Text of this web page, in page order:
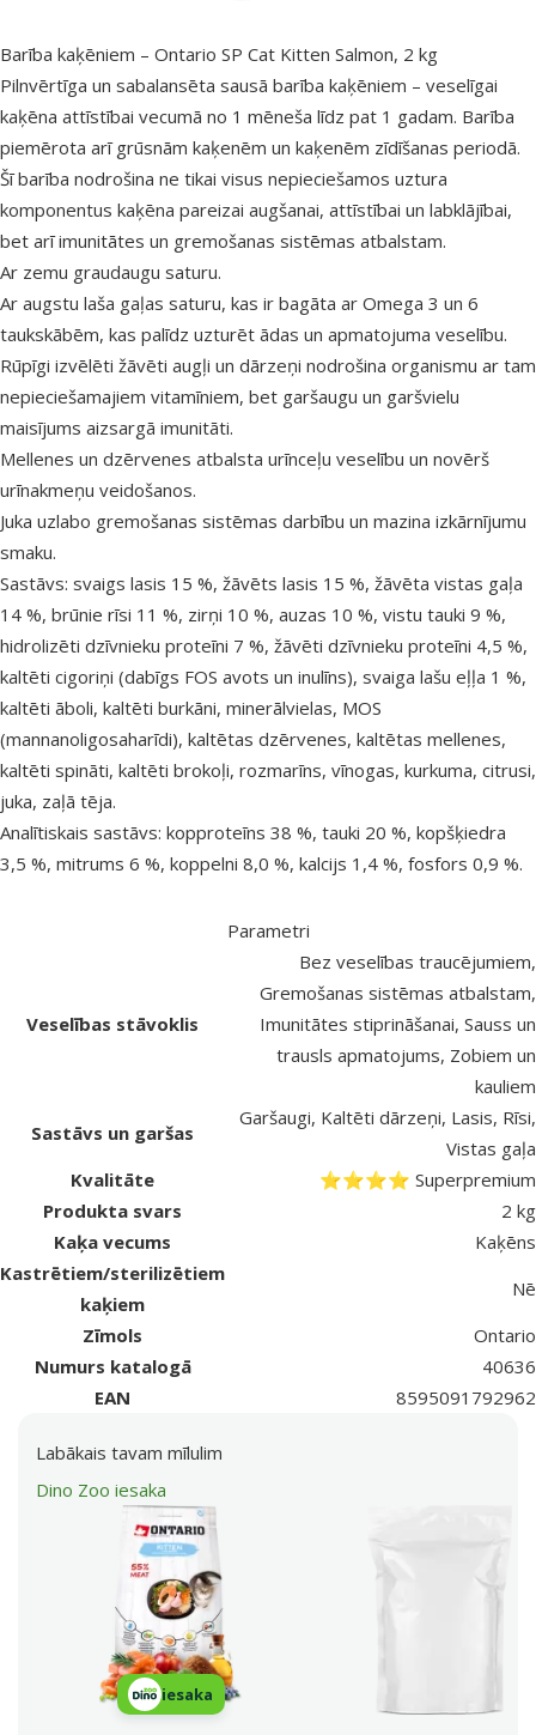
Barība kaķēniem – Ontario SP Cat Kitten Salmon, 2 kg
Pilnvērtīga un sabalansēta sausā barība kaķēniem – veselīgai
kaķēna attīstībai vecumā no 1 mēneša līdz pat 1 gadam. Barība
piemērota arī grūsnām kaķenēm un kaķenēm zīdīšanas periodā.
Šī barība nodrošina ne tikai visus nepieciešamos uztura
komponentus kaķēna pareizai augšanai, attīstībai un labklājībai,
bet arī imunitātes un gremošanas sistēmas atbalstam.
Ar zemu graudaugu saturu.
Ar augstu laša gaļas saturu, kas ir bagāta ar Omega 3 un 6
taukskābēm, kas palīdz uzturēt ādas un apmatojuma veselību.
Rūpīgi izvēlēti žāvēti augļi un dārzeņi nodrošina organismu ar tam
nepieciešamajiem vitamīniem, bet garšaugu un garšvielu
maisījums aizsargā imunitāti.
Mellenes un dzērvenes atbalsta urīnceļu veselību un novērš
urīnakmeņu veidošanos.
Juka uzlabo gremošanas sistēmas darbību un mazina izkārnījumu
smaku.
Sastāvs: svaigs lasis 15 %, žāvēts lasis 15 %, žāvēta vistas gaļa
14 %, brūnie rīsi 11 %, zirņi 10 %, auzas 10 %, vistu tauki 9 %,
hidrolizēti dzīvnieku proteīni 7 %, žāvēti dzīvnieku proteīni 4,5 %,
kaltēti cigoriņi (dabīgs FOS avots un inulīns), svaiga lašu eļļa 1 %,
kaltēti āboli, kaltēti burkāni, minerālvielas, MOS
(mannanoligosaharīdi), kaltētas dzērvenes, kaltētas mellenes,
kaltēti spināti, kaltēti brokoļi, rozmarīns, vīnogas, kurkuma, citrusi,
juka, zaļā tēja.
Analītiskais sastāvs: kopproteīns 38 %, tauki 20 %, kopšķiedra
3,5 %, mitrums 6 %, koppelni 8,0 %, kalcijs 1,4 %, fosfors 0,9 %.
Parametri
Veselības stāvoklis
Bez veselības traucējumiem,
Gremošanas sistēmas atbalstam,
Imunitātes stiprināšanai, Sauss un
trausls apmatojums, Zobiem un
kauliem
Sastāvs un garšas
Garšaugi, Kaltēti dārzeņi, Lasis, Rīsi,
Vistas gaļa
Kvalitāte
⭐⭐⭐⭐ Superpremium
Produkta svars
2 kg
Kaķa vecums
Kaķēns
Kastrētiem/sterilizētiem
kaķiem
Nē
Zīmols
Ontario
Numurs katalogā
40636
EAN
8595091792962
Labākais tavam mīlulim
Dino Zoo iesaka
iesaka